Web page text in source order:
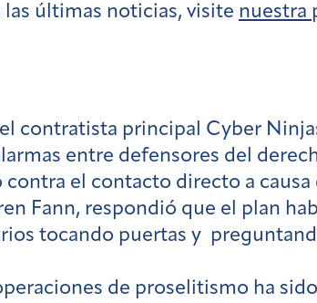
las últimas noticias, visite nuestra
contratista principal Cyber
entre defensores del
el contacto directo a
Fann, respondió que el plan
tocando puertas y
de proselitismo ha